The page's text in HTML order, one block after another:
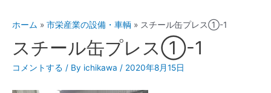
ホーム 市栄産業の設備・車輌 スチール缶プレス①-1
スチール缶プレス①-1
コメントする / By ichikawa / 2020年8月15日